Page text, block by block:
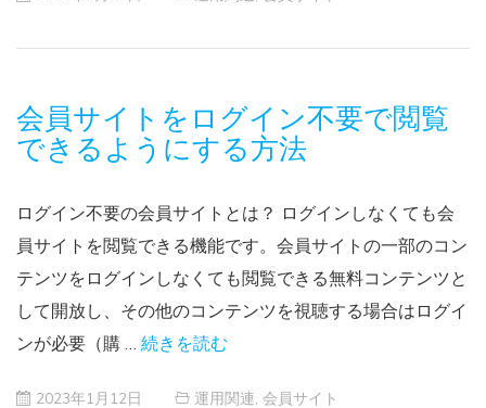
会員サイトをログイン不要で閲覧
できるようにする方法
ログイン不要の会員サイトとは？ ログインしなくても会
員サイトを閲覧できる機能です。会員サイトの一部のコン
テンツをログインしなくても閲覧できる無料コンテンツと
して開放し、その他のコンテンツを視聴する場合はログイ
ンが必要（購 … 続きを読む
2023年1月12日 運用関連 会員サイト